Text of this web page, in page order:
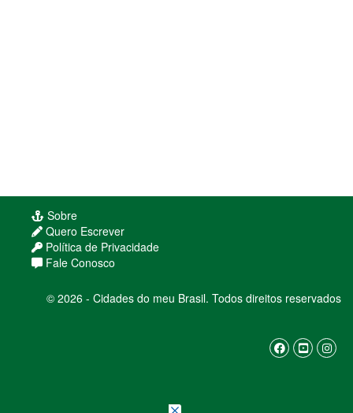
Sobre
Quero Escrever
Política de Privacidade
Fale Conosco
© 2026 - Cidades do meu Brasil. Todos direitos reservados